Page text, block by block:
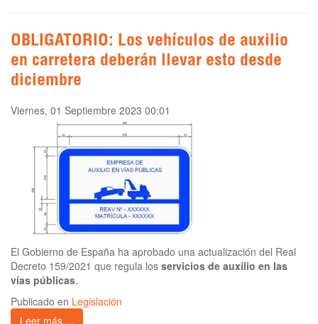
OBLIGATORIO: Los vehículos de auxilio
en carretera deberán llevar esto desde
diciembre
Viernes, 01 Septiembre 2023 00:01
El Gobierno de España ha aprobado una actualización del Real
Decreto 159/2021 que regula los servicios de auxilio en las
vías públicas.
Publicado en Legislación
Leer más ...